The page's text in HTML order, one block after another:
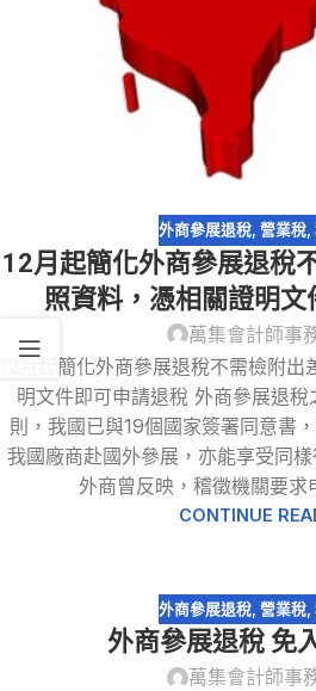
外商參展退稅, 營業稅,
12月起簡化外商參展退稅
照資料，憑相關證明
萬集會計師事
12月起簡化外商參展退稅不需檢附
明文件即可申請退稅 外商參展退
則，我國已與19個國家簽署同意書
我國廠商赴國外參展，亦能享受同
外商曾反映，稽徵機關要求
CONTINUE
外商參展退稅, 營業稅,
外商參展退稅 免
萬集會計師事